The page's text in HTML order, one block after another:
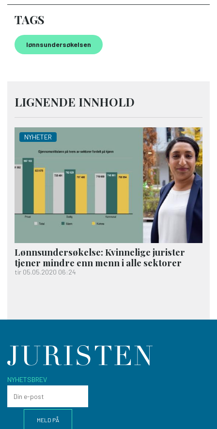
TAGS
lønnsundersøkelsen
LIGNENDE INNHOLD
NYHETER
Lønns­undersøkelse: Kvinnelige jurister
tjener mindre enn menn i alle sektorer
tir 05.05.2020 06:24
NYHETSBREV